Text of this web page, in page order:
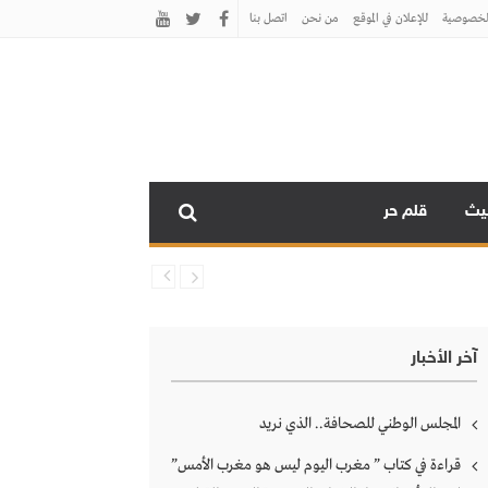
للإعلان في الموقع من نحن اتصل بنـا
قلم حر
آخر الأخبار
المجلس الوطني للصحافة.. الذي نريد
قراءة في كتاب ” مغرب اليوم ليس هو مغرب الأمس”